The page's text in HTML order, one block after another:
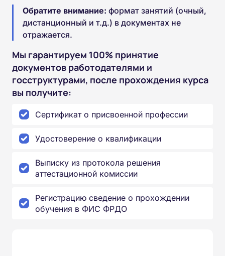
Обратите внимание: формат занятий (очный,
дистанционный и т.д.) в документах не
отражается.
Мы гарантируем 100% принятие
документов работодателями и
госструктурами, после прохождения курса
вы получите:
Сертификат о присвоенной профессии
Удостоверение о квалификации
Выписку из протокола решения
аттестационной комиссии
Регистрацию сведение о прохождении
обучения в ФИС ФРДО